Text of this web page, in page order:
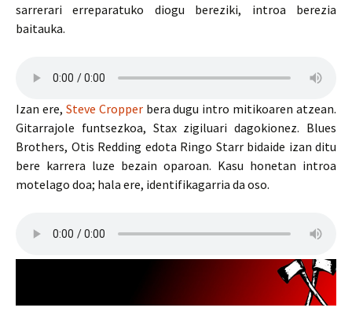
sarrerari erreparatuko diogu bereziki, introa berezia
baitauka.
Izan ere, Steve Cropperbera dugu intro mitikoaren atzean.
Gitarrajole funtsezkoa, Stax zigiluari dagokionez. Blues
Brothers, Otis Redding edota Ringo Starr bidaide izan ditu
bere karrera luze bezain oparoan. Kasu honetan introa
motelago doa; hala ere, identifikagarria da oso.